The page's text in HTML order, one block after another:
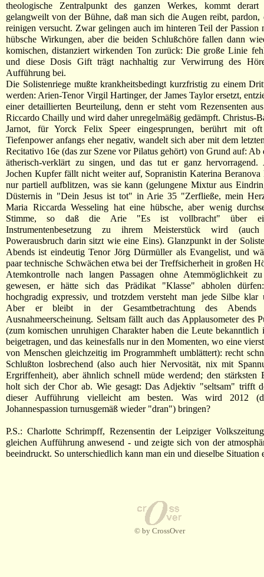
theologische Zentralpunkt des ganzen Werkes, kommt derart
gelangweilt von der Bühne, daß man sich die Augen reibt, pardon,
reinigen versucht. Zwar gelingen auch im hinteren Teil der Passion
hübsche Wirkungen, aber die beiden Schlußchöre fallen dann
komischen, distanziert wirkenden Ton zurück: Die große Linie
und diese Dosis Gift trägt nachhaltig zur Verwirrung des
Aufführung bei.
Die Solistenriege mußte krankheitsbedingt kurzfristig zu einem
werden: Arien-Tenor Virgil Hartinger, der James Taylor ersetzt,
einer detaillierten Beurteilung, denn er steht vom Rezensenten
Riccardo Chailly und wird daher unregelmäßig gedämpft. Christus-
Jarnot, für Yorck Felix Speer eingesprungen, berührt mit
Tiefenpower anfangs eher negativ, wandelt sich aber mit dem
Recitativo 16e (das zur Szene vor Pilatus gehört) von Grund auf: Ab
ätherisch-verklärt zu singen, und das tut er ganz hervorragend.
Jochen Kupfer fällt nicht weiter auf, Sopranistin Katerina Beranova
nur partiell aufblitzen, was sie kann (gelungene Mixtur aus
Düsternis in "Dein Jesus ist tot" in Arie 35 "Zerfließe, mein
Maria Riccarda Wesseling hat eine hübsche, aber wenig
Stimme, so daß die Arie "Es ist vollbracht" über
Instrumentenbesetzung zu ihrem Meisterstück wird
Powerausbruch darin sitzt wie eine Eins). Glanzpunkt in der
Abends ist eindeutig Tenor Jörg Dürmüller als Evangelist, und
paar technische Schwächen etwa bei der Treffsicherheit in großen
Atemkontrolle nach langen Passagen ohne Atemmöglichkeit zu
gewesen, er hätte sich das Prädikat "Klasse" abholen
hochgradig expressiv, und trotzdem versteht man jede Silbe klar
Aber er bleibt in der Gesamtbetrachtung des Abends
Ausnahmeerscheinung. Seltsam fällt auch das Applausometer des
(zum komischen unruhigen Charakter haben die Leute bekanntlich
beigetragen, und das keinesfalls nur in den Momenten, wo eine
von Menschen gleichzeitig im Programmheft umblättert): recht
Schlußton losbrechend (also auch hier Nervosität, nix mit
Ergriffenheit), aber ähnlich schnell müde werdend; den stärksten
holt sich der Chor ab. Wie gesagt: Das Adjektiv "seltsam" trifft
dieser Aufführung vielleicht am besten. Was wird 2012
Johannespassion turnusgemäß wieder "dran") bringen?
P.S.: Charlotte Schrimpff, Rezensentin der Leipziger
gleichen Aufführung anwesend - und zeigte sich von der
beeindruckt. So unterschiedlich kann man ein und dieselbe Situation
© by CrossOver